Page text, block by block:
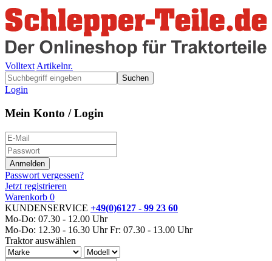
Volltext Artikelnr.
Suchen
Login
Mein Konto / Login
Passwort vergessen?
Jetzt registrieren
Warenkorb 0
KUNDENSERVICE +49(0)6127 - 99 23 60
Mo-Do: 07.30 - 12.00 Uhr
Mo-Do: 12.30 - 16.30 Uhr Fr: 07.30 - 13.00 Uhr
Traktor auswählen